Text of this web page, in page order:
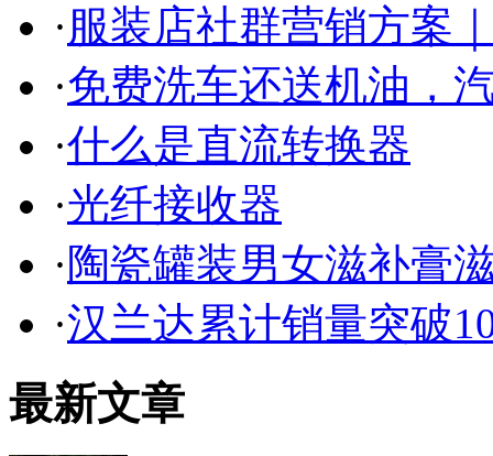
·服装店社群营销方案
·免费洗车还送机油，
·什么是直流转换器
·光纤接收器
· 陶瓷罐装男女滋补膏
·汉兰达累计销量突破
最新文章